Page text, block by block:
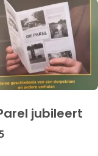
jubileert